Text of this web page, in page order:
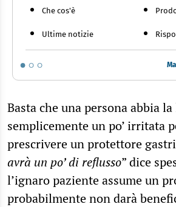
Che cos'è
Ultime notizie
Basta che una persona abbia
semplicemente un po’ irritata
prescrivere un protettore
avrà un po’ di reflusso” dice
l’ignaro paziente assume un
probabilmente non darà